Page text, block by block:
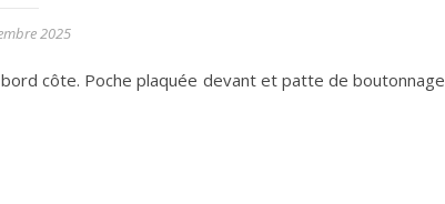
2025
côte. Poche plaquée devant et patte de boutonnage